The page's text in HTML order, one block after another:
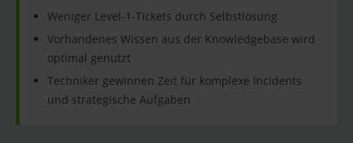
Weniger Level-1-Tickets durch Selbstlösung
Vorhandenes Wissen aus der Knowledgebase wird
optimal genutzt
Techniker gewinnen Zeit für komplexe Incidents
und strategische Aufgaben